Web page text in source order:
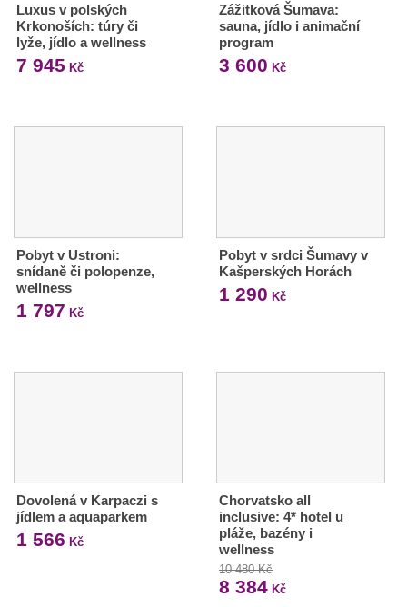
Luxus v polských
Krkonoších: túry či
lyže, jídlo a wellness
7 945 Kč
Zážitková Šumava:
sauna, jídlo i animační
program
3 600 Kč
Pobyt v Ustroni:
snídaně či polopenze,
wellness
1 797 Kč
Pobyt v srdci Šumavy v
Kašperských Horách
1 290 Kč
Dovolená v Karpaczi s
jídlem a aquaparkem
1 566 Kč
Chorvatsko all
inclusive: 4* hotel u
pláže, bazény i
wellness
10 480 Kč
8 384Kč